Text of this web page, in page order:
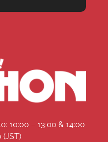
10:00 – 13:00 & 14:00